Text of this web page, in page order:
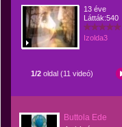
13 éve
Látták:540
Izolda3
1/2oldal (11 videó)
Buttola Ede